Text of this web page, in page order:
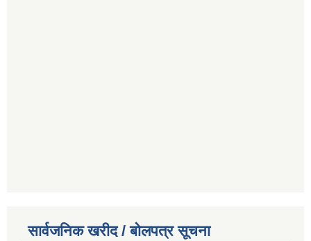
सार्वजनिक खरीद / बोलपत्र सूचना